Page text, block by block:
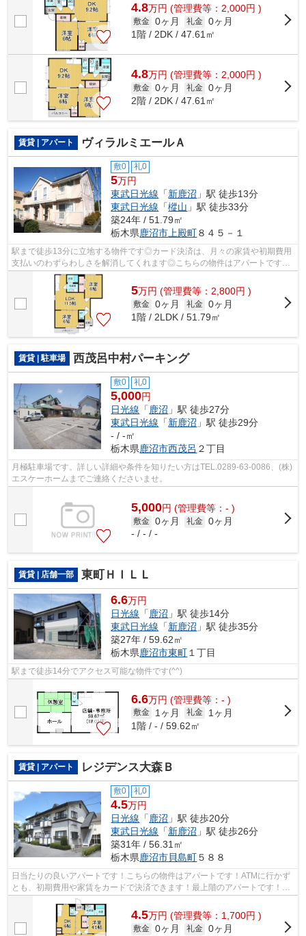
4.8万円 (管理費等：2,000円 )
敷金 0ヶ月 礼金 0ヶ月
1階 / 2DK / 47.61㎡
4.8万円 (管理費等：2,000円 )
敷金 0ヶ月 礼金 0ヶ月
2階 / 2DK / 47.61㎡
賃貸 | アパート ヴィラルミエールＡ
敷0 礼0
5万円
東武日光線 「新鹿沼 」駅 徒歩13分
東武日光線 「樅山 」駅 徒歩33分
築24年 / 51.79㎡
栃木県鹿沼市 上殿町８４５－１
駅まで徒歩13分に立地する物件です◎カード決済は、月々の家賃や初期費用
支払いのわずらわしさを解消してくれます◎こちらの物件はアパートです◎
鹿沼市の東武日光線新鹿沼近辺にある物件...
5万円 (管理費等：2,800円 )
敷金 0ヶ月 礼金 0ヶ月
1階 / 2LDK / 51.79㎡
賃貸 | 駐車場 西茂呂中村パーキング
敷0 礼0
5,000円
日光線 「鹿沼 」駅 徒歩27分
東武日光線 「新鹿沼 」駅 徒歩29分
- / -㎡
栃木県鹿沼市西茂呂 ２丁目
月極駐車場です。詳しい詳細や条件を知りたい方はTEL.0289-63-0086、(株)
エスケーホームまでご連絡くださいませ。
5,000円 (管理費等：- )
敷金 0ヶ月 礼金 0ヶ月
- / - / -
賃貸 | 店舗一部 東町ＨＩＬＬ
6.6万円
日光線 「 鹿沼 」駅 徒歩14分
東武日光線 「新鹿沼 」駅 徒歩35分
築27年 / 59.62㎡
栃木県鹿沼市東町 １丁目
駅まで徒歩14分でアクセス可能な物件です(^^)
6.6万円 (管理費等：- )
敷金 1ヶ月 礼金
1ヶ月
1階 / - / 59.62㎡
賃貸 | アパート レジデンス大森Ｂ
敷0 礼0
4.5万円
日光線 「 鹿沼 」駅 徒歩20分
東武日光線 「新鹿沼 」駅 徒歩26分
築31年 / 56.31㎡
栃木県鹿沼市貝島町５８８
日当たりの良いアパートです！こちらの物件はアパートです！ATMに行かず
とも、初期費用や家賃をカードで決済できます！最上階のアパートです！多
種多様な物件を取り揃えました！どうぞ...
4.5万円 (管理費等：1,700円 )
敷金 0ヶ月 礼金 0ヶ月